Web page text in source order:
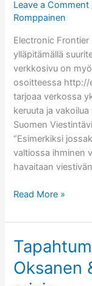
Leave a Comment
Romppainen
Electronic
ylläpitämällä
verkkosivu on
osoitteessa http://
tarjoaa verkossa
keruuta ja
Suomen
“Esimerkiksi
valtiossa ihminen
havaitaan
Effi
verkossa
Read More »
Oksanen